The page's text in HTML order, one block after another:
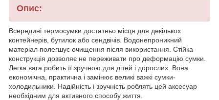
Опис:
Всередині термосумки достатньо місця для декількох
контейнерів, бутилок або сендвічів. Водонепроникний
матеріал полегшує очищення після використання. Стійка
конструкція дозволяє не переживати про деформацію сумки.
Легка вага робить її зручною для дітей і дорослих. Вона
економічна, практична і замінює великі важкі сумки-
холодильники. Надійність і зручність роблять цей аксесуар
необхідним для активного способу життя.